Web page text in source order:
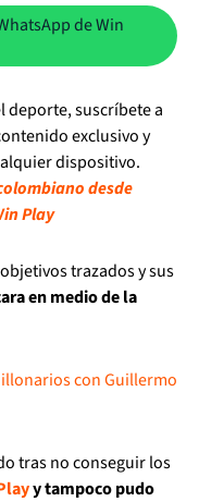
de Win
deporte, suscríbete a
exclusivo y
dispositivo.
desde
Play
trazados y sus
en medio de la
con Guillermo
tras no conseguir los
y tampoco pudo